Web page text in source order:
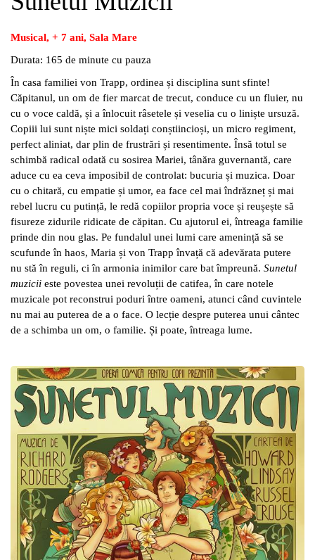
Musical, + 7 ani, Sala Mare
Durata: 165 de minute cu pauza
În casa familiei von Trapp, ordinea și disciplina sunt sfinte!
Căpitanul, un om de fier marcat de trecut, conduce cu un fluier, nu
cu o voce caldă, și a înlocuit râsetele și veselia cu o liniște ursuză.
Copiii lui sunt niște mici soldați conștiincioși, un micro regiment,
perfect aliniat, dar plin de frustrări și resentimente. Însă totul se
schimbă radical odată cu sosirea Mariei, tânăra guvernantă, care
aduce cu ea ceva imposibil de controlat: bucuria și muzica. Doar
cu o chitară, cu empatie și umor, ea face cel mai îndrăzneț și mai
rebel lucru cu putință, le redă copiilor propria voce și reușește să
fisureze zidurile ridicate de căpitan. Cu ajutorul ei, întreaga familie
prinde din nou glas. Pe fundalul unei lumi care amenință să se
scufunde în haos, Maria și von Trapp învață că adevărata putere
nu stă în reguli, ci în armonia inimilor care bat împreună. Sunetul
muzicii este povestea unei revoluții de catifea, în care notele
muzicale pot reconstrui poduri între oameni, atunci când cuvintele
nu mai au puterea de a o face. O lecție despre puterea unui cântec
de a schimba un om, o familie. Și poate, întreaga lume.